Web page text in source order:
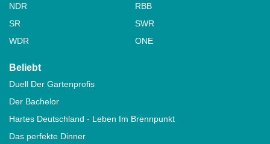
NDR
RBB
SR
SWR
WDR
ONE
Beliebt
Duell Der Gartenprofis
Der Bachelor
Hartes Deutschland - Leben Im Brennpunkt
Das perfekte Dinner